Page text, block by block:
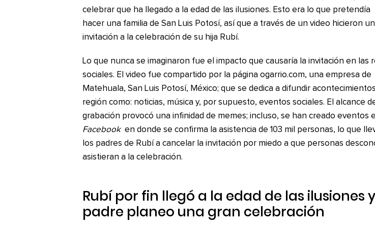
celebrar que ha llegado a la edad de las ilusiones. Esto era lo que pretendía
hacer una familia de San Luis Potosí, así que a través de un video hicieron
invitación a la celebración de su hija Rubí.
Lo que nunca se imaginaron fue el impacto que causaría la invitación en las
sociales. El video fue compartido por la página ogarrio.com, una empresa de
Matehuala, San Luis Potosí, México; que se dedica a difundir
región como: noticias, música y, por supuesto, eventos sociales. El alcance
grabación provocó una infinidad de memes; incluso, se han creado eventos
Facebook en donde se confirma la asistencia de 103 mil personas, lo que
los padres de Rubí a cancelar la invitación por miedo a que personas
asistieran a la celebración.
Rubí por fin llegó a la edad de las ilusiones
padre planeo una gran celebración